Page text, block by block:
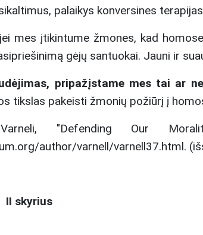
palaikys konversines
mes įtikintume žmones, kad
gėjų santuokai. Jauni ir
pripažįstame mes tai ar
tikslas pakeisti žmonių požiūrį į
"Defending Our
author/varnell/varnell37.html.
II skyrius